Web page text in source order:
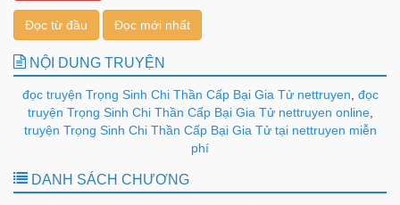
Đọc từ đầu Đọc mới nhất
NỘI DUNG TRUYỆN
đọc truyện Trọng Sinh Chi Thần Cấp Bại Gia Tử nettruyen đọc
truyện Trọng Sinh Chi Thần Cấp Bại Gia Tử nettruyen online,
truyện Trọng Sinh Chi Thần Cấp Bại Gia Tử tại nettruyen miễn
phí
DANH SÁCH CHƯƠNG